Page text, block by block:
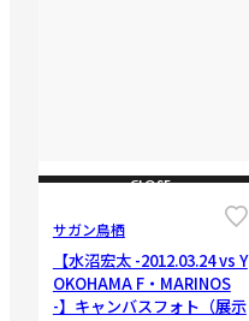
CLOSE
サガン鳥栖
【水沼宏太 -2012.03.24 vs Y
OKOHAMA F・MARINOS
-】キャンバスフォト（展示